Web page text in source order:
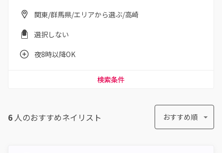
関東/群馬県/エリアから選ぶ/高崎
選択しない
夜8時以降OK
検索条件
6 人のおすすめネイリスト おすすめ順